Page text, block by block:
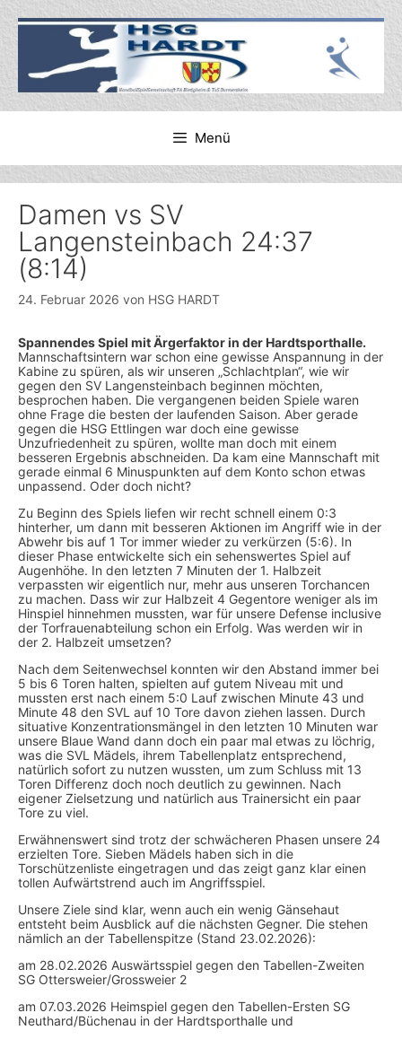
Inhalt
Menü
Damen vs SV
Langensteinbach 24:37
(8:14)
24. Februar 2026 von HSG HARDT
Spannendes Spiel mit Ärgerfaktor in der Hardtsporthalle.
Mannschaftsintern war schon eine gewisse Anspannung in der
Kabine zu spüren, als wir unseren „Schlachtplan“, wie wir
gegen den SV Langensteinbach beginnen möchten,
besprochen haben. Die vergangenen beiden Spiele waren
ohne Frage die besten der laufenden Saison. Aber gerade
gegen die HSG Ettlingen war doch eine gewisse
Unzufriedenheit zu spüren, wollte man doch mit einem
besseren Ergebnis abschneiden. Da kam eine Mannschaft mit
gerade einmal 6 Minuspunkten auf dem Konto schon etwas
unpassend. Oder doch nicht?
Zu Beginn des Spiels liefen wir recht schnell einem 0:3
hinterher, um dann mit besseren Aktionen im Angriff wie in der
Abwehr bis auf 1 Tor immer wieder zu verkürzen (5:6). In
dieser Phase entwickelte sich ein sehenswertes Spiel auf
Augenhöhe. In den letzten 7 Minuten der 1. Halbzeit
verpassten wir eigentlich nur, mehr aus unseren Torchancen
zu machen. Dass wir zur Halbzeit 4 Gegentore weniger als im
Hinspiel hinnehmen mussten, war für unsere Defense inclusive
der Torfrauenabteilung schon ein Erfolg. Was werden wir in
der 2. Halbzeit umsetzen?
Nach dem Seitenwechsel konnten wir den Abstand immer bei
5 bis 6 Toren halten, spielten auf gutem Niveau mit und
mussten erst nach einem 5:0 Lauf zwischen Minute 43 und
Minute 48 den SVL auf 10 Tore davon ziehen lassen. Durch
situative Konzentrationsmängel in den letzten 10 Minuten war
unsere Blaue Wand dann doch ein paar mal etwas zu löchrig,
was die SVL Mädels, ihrem Tabellenplatz entsprechend,
natürlich sofort zu nutzen wussten, um zum Schluss mit 13
Toren Differenz doch noch deutlich zu gewinnen. Nach
eigener Zielsetzung und natürlich aus Trainersicht ein paar
Tore zu viel.
Erwähnenswert sind trotz der schwächeren Phasen unsere 24
erzielten Tore. Sieben Mädels haben sich in die
Torschützenliste eingetragen und das zeigt ganz klar einen
tollen Aufwärtstrend auch im Angriffsspiel.
Unsere Ziele sind klar, wenn auch ein wenig Gänsehaut
entsteht beim Ausblick auf die nächsten Gegner. Die stehen
nämlich an der Tabellenspitze (Stand 23.02.2026):
am 28.02.2026 Auswärtsspiel gegen den Tabellen-Zweiten
SG Ottersweier/Grossweier 2
am 07.03.2026 Heimspiel gegen den Tabellen-Ersten SG
Neuthard/Büchenau in der Hardtsporthalle und